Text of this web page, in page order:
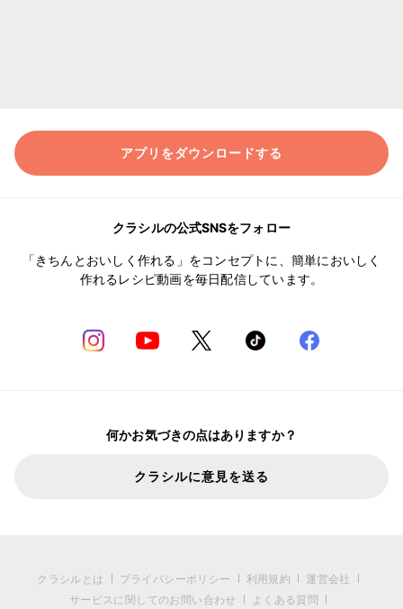
アプリをダウンロードする
クラシルの公式SNSをフォロー
「きちんとおいしく作れる」をコンセプトに、簡単においしく
作れるレシピ動画を毎日配信しています。
何かお気づきの点はありますか？
クラシルに意見を送る
クラシルとは プライバシーポリシー 利用規約
運営会社
サービスに関してのお問い合わせ
よくある質問